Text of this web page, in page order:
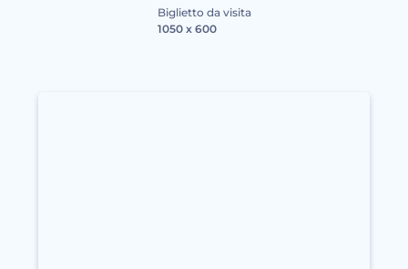
Biglietto da visita
1050 x 600